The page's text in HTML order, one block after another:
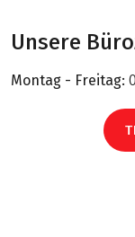
Unsere
Montag - Freitag: